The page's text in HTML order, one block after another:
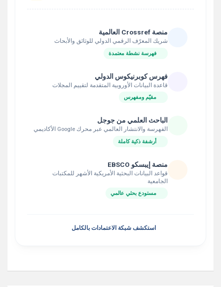
منصة Crossref العالمية
شريك المعرّف الرقمي الدولي للوثائق والأبحاث
فهرسة نشطة معتمدة
فهرس كوبرنيكوس الدولي
قاعدة البيانات الأوروبية المتقدمة لتقييم المجلات
مقيّم ومفهرس
الباحث العلمي من جوجل
الفهرسة والانتشار العالمي عبر محرك Google الأكاديمي
أرشفة ذكية كاملة
منصة إيبسكو EBSCO
قواعد البيانات البحثية الأمريكية الأشهر للمكتبات
الجامعية
مستودع بحثي عالمي
استكشف شبكة الاعتمادات بالكامل